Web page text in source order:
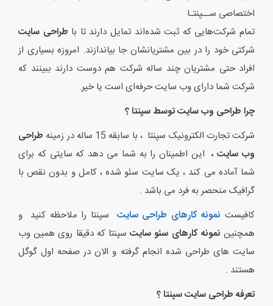
اختصاصی ســپنتـا
تمام شرکت‌هایی که ثبت شده‌اند تمایل دارند تا با طراحی سایت
شرکتی خود را در بین مشتریانشان جا بیاندازند. امروزه بسیاری از
افراد حتی مشتریان چند ساله شرکت هم دوست دارند ببینند که
شرکت شما دارای وب سایت حرفه‌ای است یا خیر.
چرا طراحی وب سایت توسط سپنتا ؟
شرکت تجارت الکترونیک سپنتا ، با سابقه 15 ساله در زمینه
طراحی
وب سایت ، این اطمینان را به شما می دهد که سایتی که برای
شما آماده می کند ، یک سایت سئو شده ، کامل و بدون نقص با
گرافیک منحصر به فرد می باشد .
کافیست نمونه کارهای طراحی سایت سپنتا را ملاحظه کنید و
همچنین نمونه کارهای سئو سایتسپنتا که دقیقا روی همین وب
سایت های طراحی شده انجام گرفته و الان در صفحه اول گوگل
هستند .
تعرفه طراحی سایت سپنتا ؟